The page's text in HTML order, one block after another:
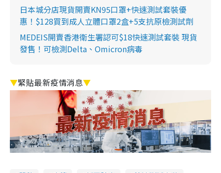
日本城分店現貨開賣KN95口罩+快速測試套裝優
惠！$128買到成人立體口罩2盒+5支抗原檢測試劑
MEDEIS開賣香港衛生署認可$18快速測試套裝 現貨
發售！可檢測Delta、Omicron病毒
▼緊貼最新疫情消息▼